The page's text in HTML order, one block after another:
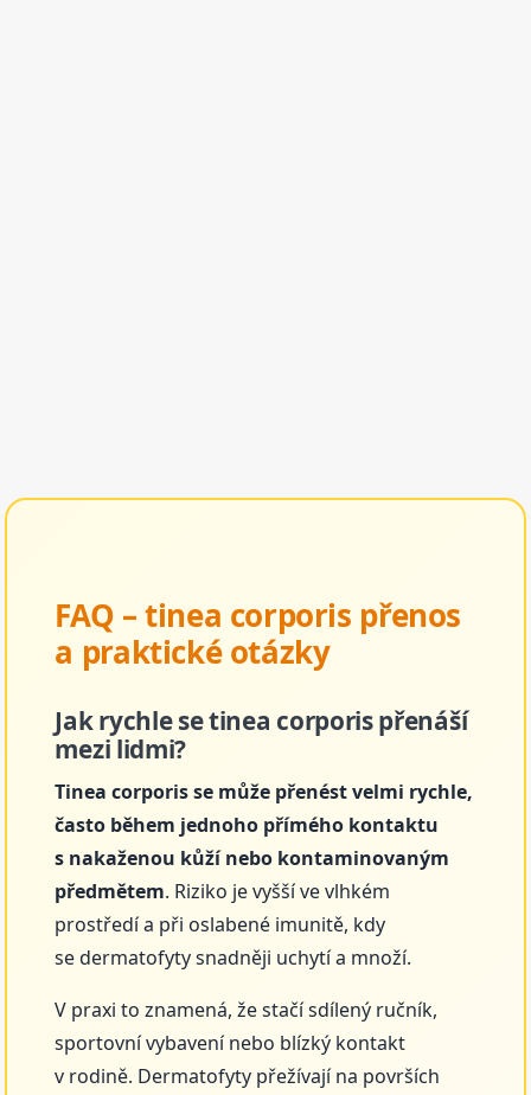
FAQ – tinea corporis přenos
a praktické otázky
Jak rychle se tinea corporis přenáší
mezi lidmi?
Tinea corporis se může přenést velmi rychle,
často během jednoho přímého kontaktu
s nakaženou kůží nebo kontaminovaným
předmětem. Riziko je vyšší ve vlhkém
prostředí a při oslabené imunitě, kdy
se dermatofyty snadněji uchytí a množí.
V praxi to znamená, že stačí sdílený ručník,
sportovní vybavení nebo blízký kontakt
v rodině. Dermatofyty přežívají na površích